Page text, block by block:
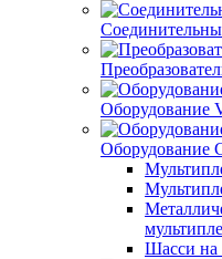
Оборудование
Оборудование
Шасси на